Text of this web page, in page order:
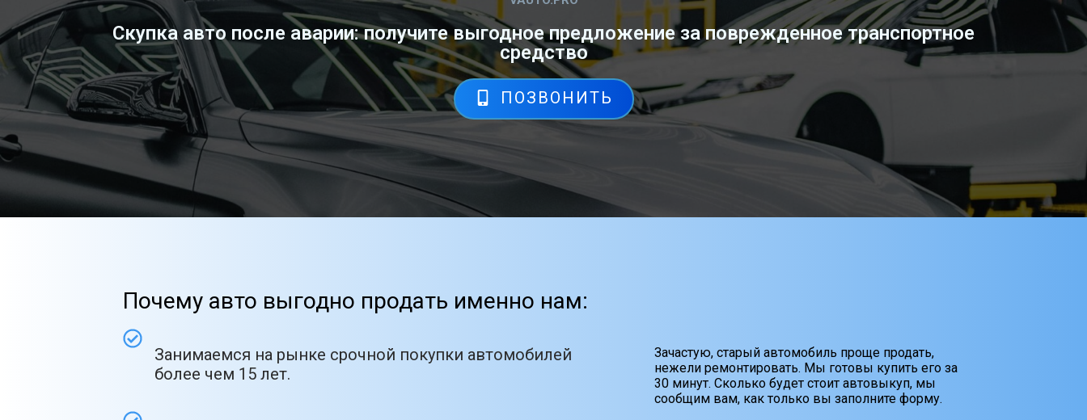
Скупка авто после аварии: получите выгодное предложение за поврежденное транспортное
средство
ПОЗВОНИТЬ
Почему авто выгодно продать именно нам:
Занимаемся на рынке срочной покупки автомобилей
более чем 15 лет.
Зачастую, старый автомобиль проще продать,
нежели ремонтировать. Мы готовы купить его за
30 минут. Сколько будет стоит автовыкуп, мы
сообщим вам, как только вы заполните форму.